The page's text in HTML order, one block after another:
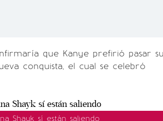
que Kanye prefirió pasar su
conquista, el cual se celebró
Shayk sí están saliendo